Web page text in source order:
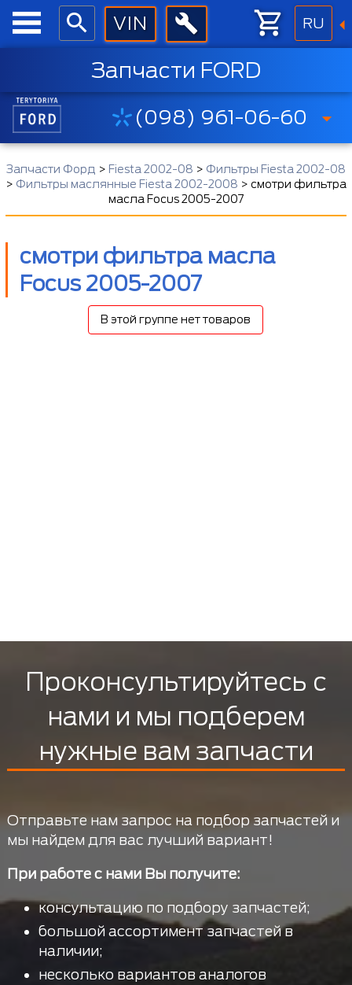
RU
Запчасти FORD
(098) 961-06-60
Запчасти Форд > Fiesta 2002-08 > Фильтры Fiesta 2002-08
> Фильтры маслянные Fiesta 2002-2008 > смотри фильтра
масла Focus 2005-2007
смотри фильтра масла
Focus 2005-2007
В этой группе нет товаров
Проконсультируйтесь с
нами и мы подберем
нужные вам запчасти
Отправьте нам запрос на подбор запчастей и
мы найдем для вас лучший вариант!
При работе с нами Вы получите:
консультацию по подбору запчастей;
большой ассортимент запчастей в
наличии;
несколько вариантов аналогов